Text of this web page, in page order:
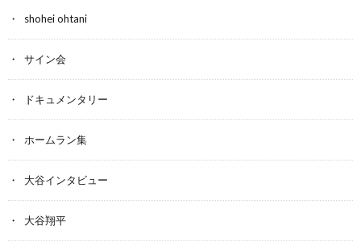
shohei ohtani
サイン会
ドキュメンタリー
ホームラン集
大谷インタビュー
大谷翔平